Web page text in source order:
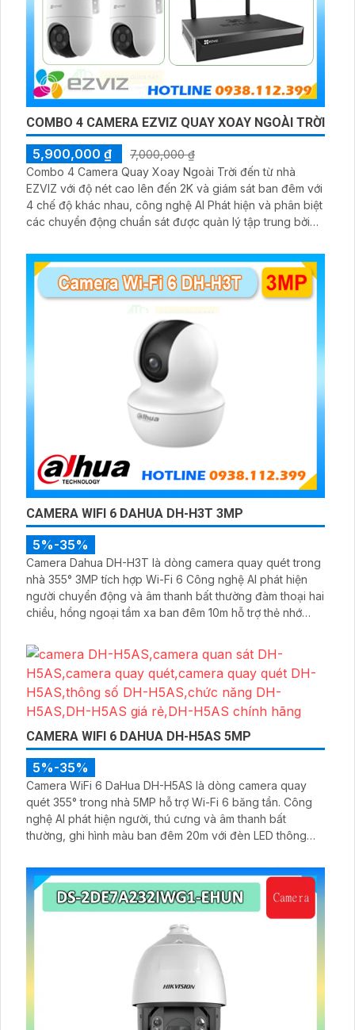
COMBO 4 CAMERA EZVIZ QUAY XOAY NGOÀI TRỜI
5,900,000 ₫
7,000,000 ₫
Combo 4 Camera Quay Xoay Ngoài Trời đến từ nhà
EZVIZ với độ nét cao lên đến 2K và giám sát ban đêm với
4 chế độ khác nhau, công nghệ AI Phát hiện và phân biệt
các chuyển động chuẩn sát được quản lý tập trung bởi
CAMERA WIFI 6 DAHUA DH-H3T 3MP
5%-35%
Camera Dahua DH-H3T là dòng camera quay quét trong
nhà 355° 3MP tích hợp Wi-Fi 6 Công nghệ AI phát hiện
người chuyển động và âm thanh bất thường đàm thoại hai
chiều, hồng ngoại tầm xa ban đêm 10m hỗ trợ thẻ nhớ
DMSS
CAMERA WIFI 6 DAHUA DH-H5AS 5MP
5%-35%
Camera WiFi 6 DaHua DH-H5AS là dòng camera quay
quét 355° trong nhà 5MP hỗ trợ Wi-Fi 6 băng tần. Công
nghệ AI phát hiện người, thú cưng và âm thanh bất
thường, ghi hình màu ban đêm 20m với đèn LED thông
dụng DMSS,